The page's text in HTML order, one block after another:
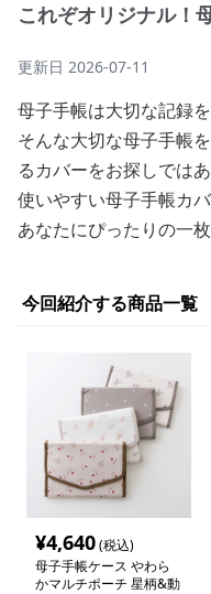
これぞオリジナル！
更新日 2026-07-11
母子手帳は大切な記録を
そんな大切な母子手帳
るカバーをお探しでは
使いやすい母子手帳カ
あなたにぴったりの一
今回紹介する商品一覧
¥4,640(税込)
母子手帳ケース やわら
かマルチポーチ 星柄&動